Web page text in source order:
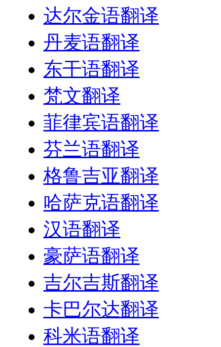
达尔金语翻译
丹麦语翻译
东干语翻译
梵文翻译
菲律宾语翻译
芬兰语翻译
格鲁吉亚翻译
哈萨克语翻译
汉语翻译
豪萨语翻译
吉尔吉斯翻译
卡巴尔达翻译
科米语翻译